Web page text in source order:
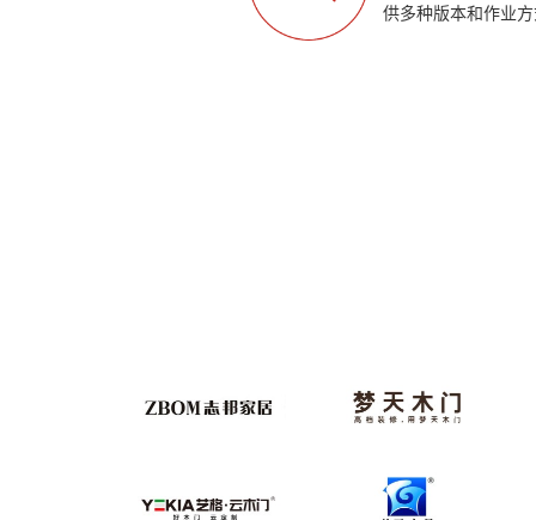
供多种版本和作业